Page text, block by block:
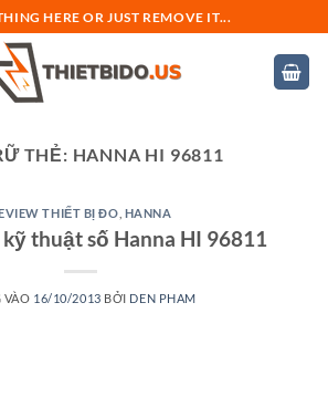
HERE OR JUST REMOVE IT...
THẺ: HANNA HI 96811
THIẾT BỊ ĐO HANNA
thuật số Hanna HI 96811
VÀO 16/10/2013 BỞI DEN PHAM